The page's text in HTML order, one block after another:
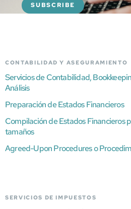
CONTABILIDAD Y ASEGURAMIENTO
Servicios de Contabilidad,
Análisis
Preparación de Estados Financieros
Compilación de Estados Financieros
tamaños
Agreed-Upon Procedures o
SERVICIOS DE IMPUESTOS